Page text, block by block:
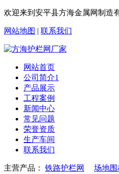
欢迎来到安平县方海金属网制造
网站地图 | 联系我们
网站首页
公司简介1
产品展示
工程案例
新闻中心
常见问题
荣誉资质
生产车间
联系我们
主营产品： 铁路护栏网 场地围